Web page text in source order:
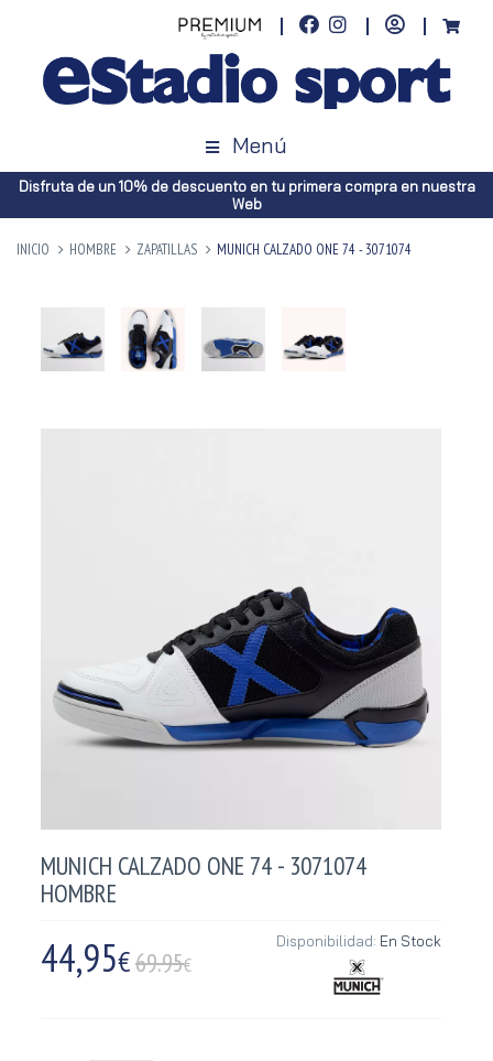
Menú
Disfruta de un 10% de descuento en tu primera compra en nuestra
Web
INICIO HOMBRE ZAPATILLAS MUNICH CALZADO ONE 74 - 3071074
MUNICH CALZADO ONE 74 - 3071074
HOMBRE
44,95€69.95€
Disponibilidad: En Stock